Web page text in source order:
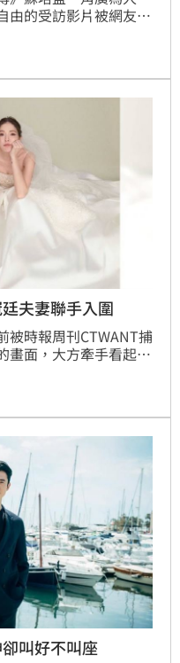
由的受訪影片被網友翻
評他只敢在有言論自
票、罵總統及股市表現
些話麻煩去中國講講
太深，犀利言論在網路
點。
夫妻聯手入圍
被時報周刊CTWANT捕
畫面，大方牽手看起來
女神形象出道，近年
叫好不叫座